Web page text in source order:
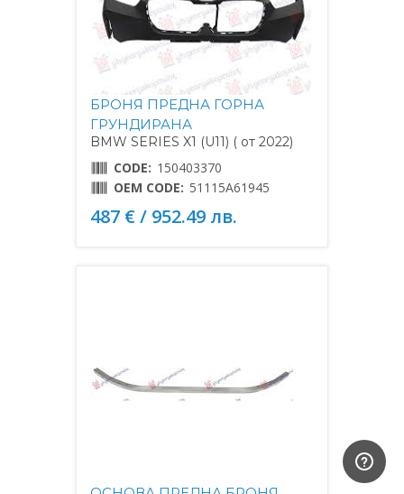
БРОНЯ ПРЕДНА ГОРНА
ГРУНДИРАНА
BMW SERIES X1 (U11) ( от 2022)
CODE: 150403370
OEM CODE: 51115A61945
487 € / 952.49 лв.